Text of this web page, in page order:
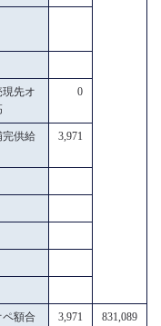
現先オ
0
完供給
3,971
額合
3,971 831,089